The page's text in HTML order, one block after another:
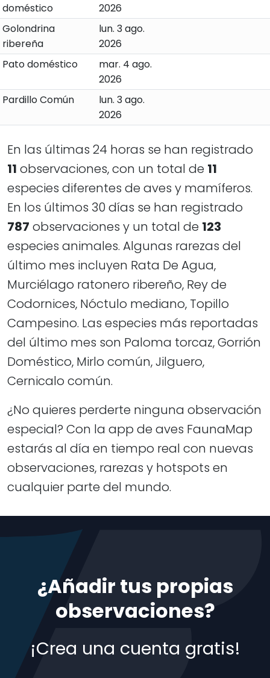
doméstico
2026
Golondrina
ribereña
lun. 3 ago.
2026
Pato doméstico
mar. 4 ago.
2026
Pardillo Común
lun. 3 ago.
2026
En las últimas 24 horas se han registrado
11 observaciones, con un total de 11
especies diferentes de aves y mamíferos.
En los últimos 30 días se han registrado
787 observaciones y un total de 123
especies animales. Algunas rarezas del
último mes incluyen Rata De Agua,
Murciélago ratonero ribereño, Rey de
Codornices, Nóctulo mediano, Topillo
Campesino. Las especies más reportadas
del último mes son Paloma torcaz, Gorrión
Doméstico, Mirlo común, Jilguero,
Cernicalo común.
¿No quieres perderte ninguna observación
especial? Con la app de aves FaunaMap
estarás al día en tiempo real con nuevas
observaciones, rarezas y hotspots en
cualquier parte del mundo.
¿Añadir tus propias
observaciones?
¡Crea una cuenta gratis!